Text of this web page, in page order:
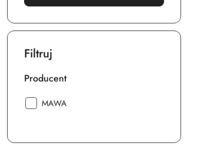
Filtruj
Producent
Producent:
MAWA